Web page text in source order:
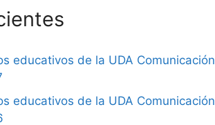
educativos de la UDA Comunicación
educativos de la UDA Comunicación